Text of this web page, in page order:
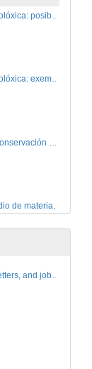
Os SIX e a análise arqueolóxica: exemplo
Un caso práctico de estudio de materiais arqueolóxicos: A cerámica romana de Bracara Augusta dende o xacemento á publicación
An introduction to CV’s, letters, and job searching